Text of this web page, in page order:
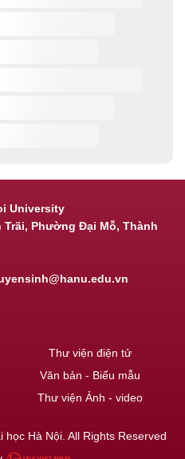
University
Phường Đại Mỗ, Thành
Thư viện điện tử
Văn bản - Biểu mẫu
Thư viện Ảnh - video
Hà Nội. All Rights Reserved